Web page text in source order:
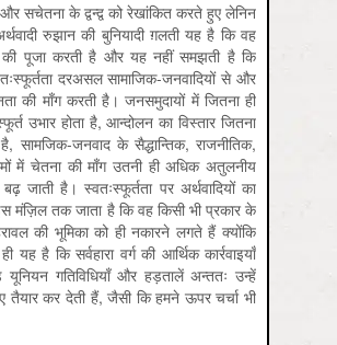
और सचेतना के द्वन्द्व को रेखांकित करते हुए लेनिन
रुझान की बुनियादी ग़लती यह है कि वह
की पूजा करती है और यह नहीं समझती है कि
दरअसल सामाजिक-जनवादियों से और
की माँग करती है। जनसमुदायों में जितना ही
उभार होता है, आन्दोलन का विस्तार जितना
सामजिक-जनवाद के सैद्धान्तिक, राजनीतिक,
में चेतना की माँग उतनी ही अधिक अतुलनीय
जाती है। स्वतःस्फूर्तता पर अर्थवादियों का
मंज़िल तक जाता है कि वह किसी भी प्रकार के
की भूमिका को ही नकारने लगते हैं क्योंकि
यह है कि सर्वहारा वर्ग की आर्थिक कार्रवाइयाँ
गतिविधियाँ और हड़तालें अन्ततः उन्हें
तैयार कर देती हैं, जैसी कि हमने ऊपर चर्चा भी